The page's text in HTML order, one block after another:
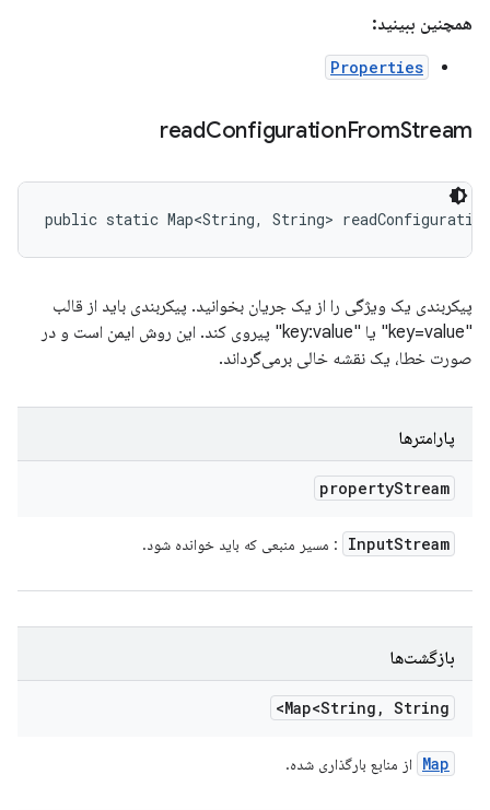
همچنین ببینید:
Properties
readConfigurationFromStream
public static Map<String, String>
پیکربندی یک ویژگی را از یک جریان بخوانید. پیکربندی باید از قالب
"key=value" یا "key:value" پیروی کند. این روش ایمن است و در
صورت خطا، یک نقشه خالی برمی‌گرداند.
پارامترها
propertyStream
InputStream : مسیر منبعی که باید خوانده شود.
بازگشت‌ها
Map<String , String>
Map از منابع بارگذاری شده.